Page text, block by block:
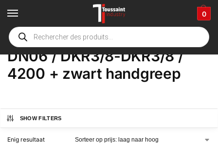
0
Home Winkel / Product Opties /
DN06 / DKR3/8-DKR3/8 /
4200 + zwart handgreep
SHOW FILTERS
Enig resultaat